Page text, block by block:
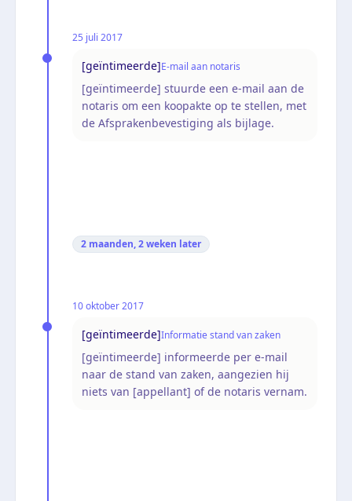
25 juli 2017
[geïntimeerde]E-mail aan notaris
[geïntimeerde] stuurde een e-mail aan de
notaris om een koopakte op te stellen, met
de Afsprakenbevestiging als bijlage.
2 maanden, 2 weken later
10 oktober 2017
[geïntimeerde]Informatie stand van zaken
[geïntimeerde] informeerde per e-mail
naar de stand van zaken, aangezien hij
niets van [appellant] of de notaris vernam.